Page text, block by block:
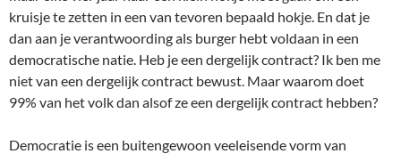
kruisje te zetten in een van tevoren bepaald hokje. En dat je
dan aan je verantwoording als burger hebt voldaan in een
democratische natie. Heb je een dergelijk contract? Ik ben me
niet van een dergelijk contract bewust. Maar waarom doet
99% van het volk dan alsof ze een dergelijk contract hebben?
Democratie is een buitengewoon veeleisende vorm van